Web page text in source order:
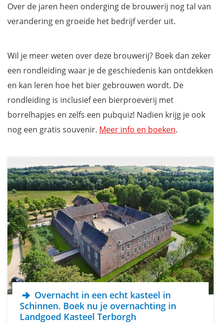
Over de jaren heen onderging de brouwerij nog tal van
verandering en groeide het bedrijf verder uit.
Wil je meer weten over deze brouwerij? Boek dan zeker
een rondleiding waar je de geschiedenis kan ontdekken
en kan leren hoe het bier gebrouwen wordt. De
rondleiding is inclusief een bierproeverij met
borrelhapjes en zelfs een pubquiz! Nadien krijg je ook
nog een gratis souvenir. Meer info en boeken.
Overnacht in een echt kasteel in
Schinnen. Boek nu je overnachting in
Landgoed Kasteel Terborgh